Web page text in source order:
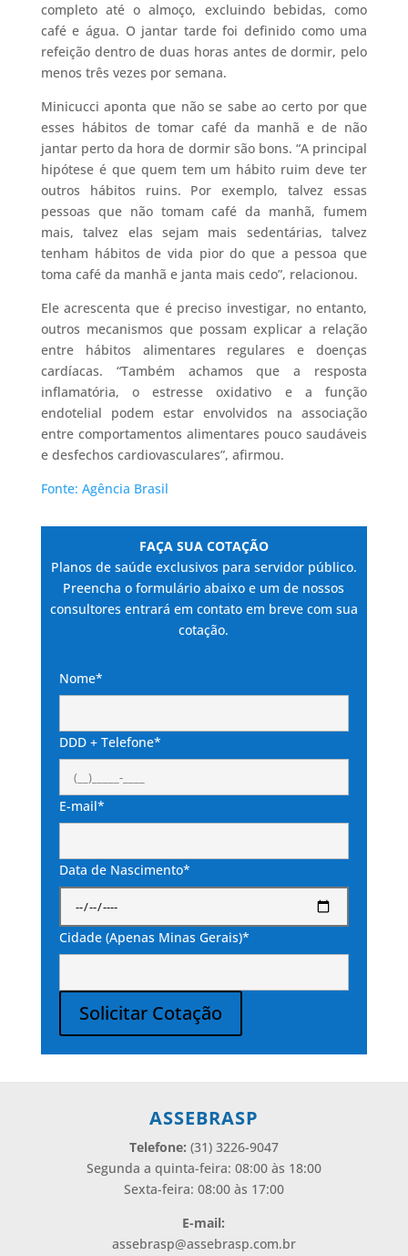
completo até o almoço, excluindo bebidas, como
café e água. O jantar tarde foi definido como uma
refeição dentro de duas horas antes de dormir, pelo
menos três vezes por semana.
Minicucci aponta que não se sabe ao certo por que
esses hábitos de tomar café da manhã e de não
jantar perto da hora de dormir são bons. “A principal
hipótese é que quem tem um hábito ruim deve ter
outros hábitos ruins. Por exemplo, talvez essas
pessoas que não tomam café da manhã, fumem
mais, talvez elas sejam mais sedentárias, talvez
tenham hábitos de vida pior do que a pessoa que
toma café da manhã e janta mais cedo”, relacionou.
Ele acrescenta que é preciso investigar, no entanto,
outros mecanismos que possam explicar a relação
entre hábitos alimentares regulares e doenças
cardíacas. “Também achamos que a resposta
inflamatória, o estresse oxidativo e a função
endotelial podem estar envolvidos na associação
entre comportamentos alimentares pouco saudáveis
e desfechos cardiovasculares”, afirmou.
Fonte: Agência Brasil
FAÇA SUA COTAÇÃO
Planos de saúde exclusivos para servidor público.
Preencha o formulário abaixo e um de nossos
consultores entrará em contato em breve com sua
cotação.
Nome*
DDD + Telefone*
E-mail*
Data de Nascimento*
Cidade (Apenas Minas Gerais)*
Solicitar Cotação
ASSEBRASP
Telefone: (31) 3226-9047
Segunda a quinta-feira: 08:00 às 18:00
Sexta-feira: 08:00 às 17:00
E-mail:
assebrasp@assebrasp.com.br